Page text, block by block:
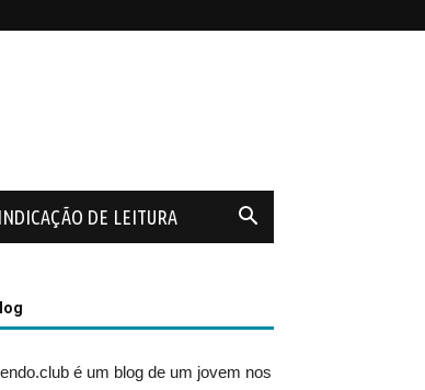
INDICAÇÃO DE LEITURA
é um blog de um jovem nos